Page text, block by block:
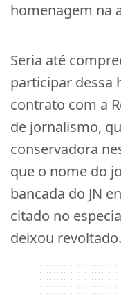
homenagem na
Seria até
participar dessa
contrato com a
de jornalismo,
conservadora
que o nome do
bancada do JN
citado no
deixou revoltado.